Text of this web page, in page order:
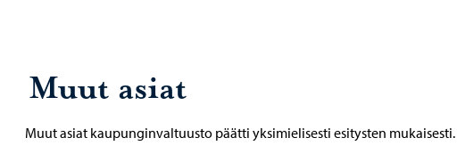
Muut asiat
Muut asiat kaupunginvaltuusto päätti yksimielisesti esitysten mukaisesti.